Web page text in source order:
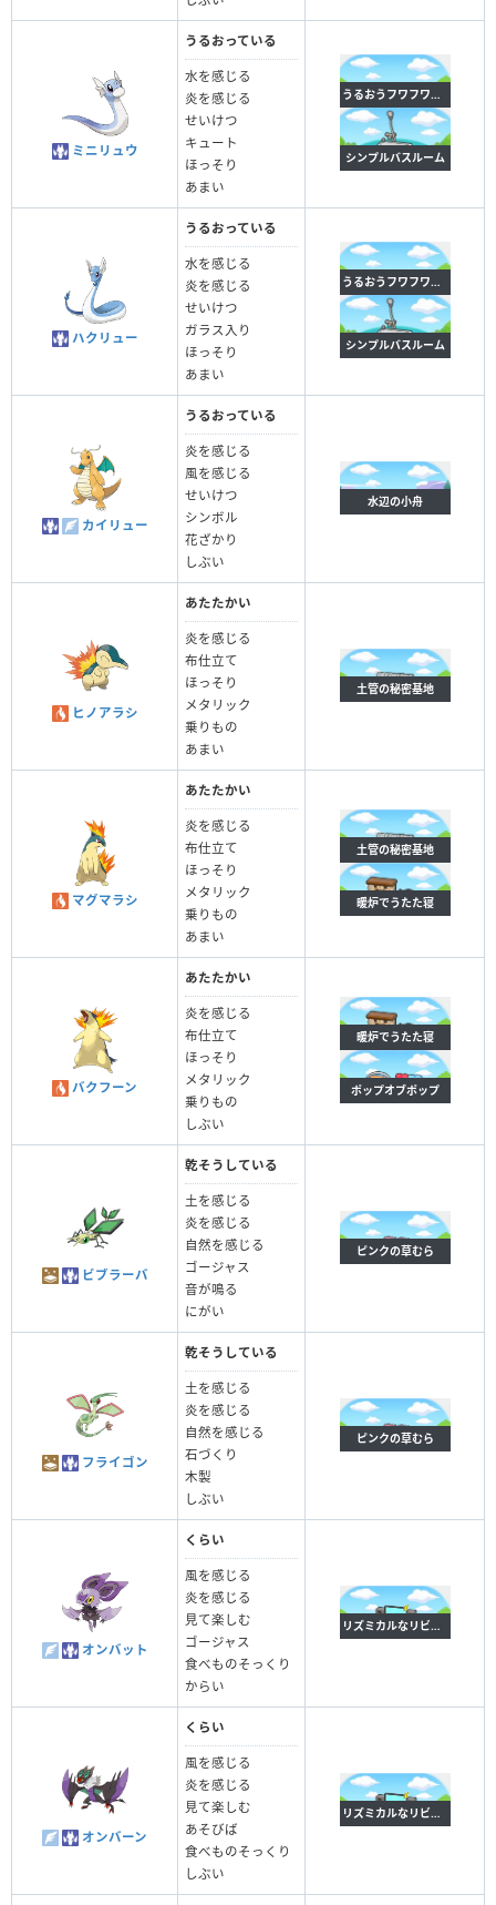
ミニリュウ
うるおっている
水を感じる
炎を感じる
せいけつ
キュート
ほっそり
あまい
うるおうフワフワな花畑
シンプルバスルーム
ハクリュー
うるおっている
水を感じる
炎を感じる
せいけつ
ガラス入り
ほっそり
あまい
うるおうフワフワな花畑
シンプルバスルーム
カイリュー
うるおっている
炎を感じる
風を感じる
せいけつ
シンボル
花ざかり
しぶい
水辺の小舟
ヒノアラシ
あたたかい
炎を感じる
布仕立て
ほっそり
メタリック
乗りもの
あまい
土管の秘密基地
マグマラシ
あたたかい
炎を感じる
布仕立て
ほっそり
メタリック
乗りもの
あまい
土管の秘密基地
暖炉でうたた寝
バクフーン
あたたかい
炎を感じる
布仕立て
ほっそり
メタリック
乗りもの
しぶい
暖炉でうたた寝
ポップオブポップ
ビブラーバ
乾そうしている
土を感じる
炎を感じる
自然を感じる
ゴージャス
音が鳴る
にがい
ピンクの草むら
フライゴン
乾そうしている
土を感じる
炎を感じる
自然を感じる
石づくり
木製
しぶい
ピンクの草むら
オンバット
くらい
風を感じる
炎を感じる
見て楽しむ
ゴージャス
食べものそっくり
からい
リズミカルなリビング
オンバーン
くらい
風を感じる
炎を感じる
見て楽しむ
あそびば
食べものそっくり
しぶい
リズミカルなリビング